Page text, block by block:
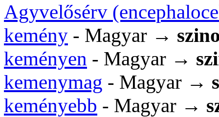
Agyvelősérv
kemény - Magyar →
keményen - Magyar →
kemenymag - Magyar →
keményebb - Magyar →